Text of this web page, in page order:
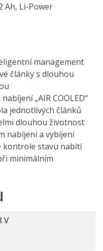
Ah, Li-Power
management
články s dlouhou
„AIR COOLED“
jednotlivých článků
dlouhou životnost
nabíjení a vybíjení
kontrole stavu nabití
minimálním
V